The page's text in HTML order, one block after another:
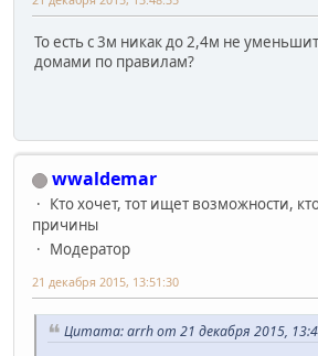
То есть с 3м никак до 2,4м не
домами по правилам?
wwaldemar
Кто хочет, тот ищет возможности,
причины
Модератор
21 декабря 2015, 13:51:30
Цитата: arrh от 21 декабря 2015,